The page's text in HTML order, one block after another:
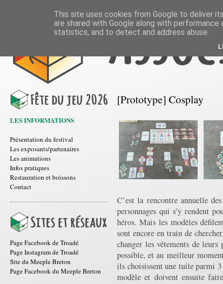
LES INFORMATIONS
Présentation du festival
Les exposants/partenaires
Les animations
Infos pratiques
Restauration et boissons
Contact
Page Facebook de Troadé
Page Instagram de Troadé
Site du Meeple Breton
Page Facebook du Meeple Breton
[Prototype] Cosplay
C’est la rencontre annuelle
personnages qui s’y rendent
héros. Mais les modèles
sont encore en train de
changer les vêtements de
possible, et au meilleur
ils choisissent une tuile parmi
modèle et doivent ensuite
This site uses cookies from Google to deliver
are shared with Google along with
statistics, and to detect and address abuse.